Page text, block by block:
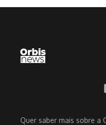
Quer saber mais sobre a